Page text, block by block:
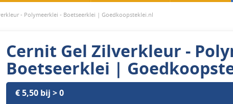
- Polymeerklei - Boetseerklei | Goedkoopsteklei.nl
Cernit Gel Zilverkleur -
Boetseerklei |
€ 5,50 bij > 0